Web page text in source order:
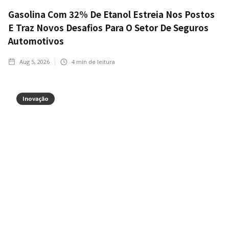
Gasolina Com 32% De Etanol Estreia Nos Postos
E Traz Novos Desafios Para O Setor De Seguros
Automotivos
Aug 5, 2026 4 min de leitura
Inovação